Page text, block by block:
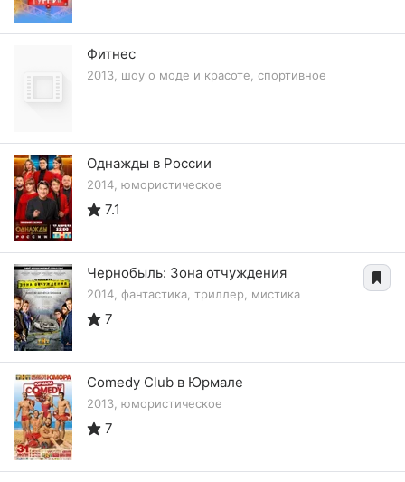
Фитнес
2013, шоу о моде и красоте, спортивное
Однажды в России
2014, юмористическое
7.1
Чернобыль: Зона отчуждения
2014, фантастика, триллер, мистика
7
Comedy Club в Юрмале
2013, юмористическое
7